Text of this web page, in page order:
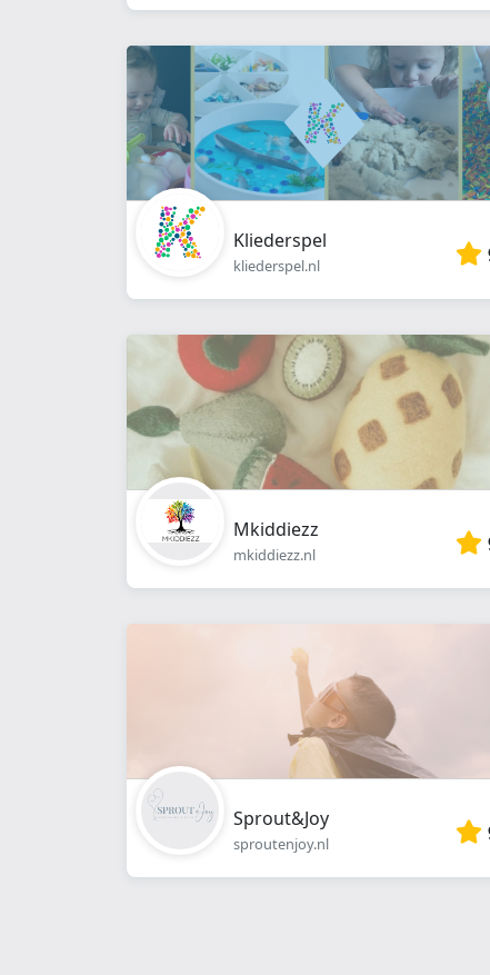
Kliederspel
kliederspel.nl
Mkiddiezz
mkiddiezz.nl
Sprout&Joy
sproutenjoy.nl